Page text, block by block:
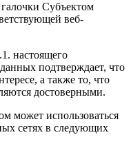
Субъектом
веб-
настоящего
подтверждает, что
а также то, что
достоверными.
может использоваться
сетяx в следующих